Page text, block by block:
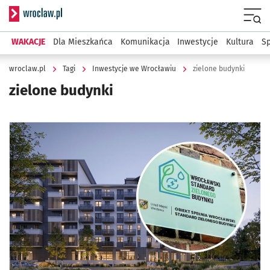
Serwis informacyjny wroclaw.pl
WAKACJE Dla Mieszkańca Komunikacja Inwestycje Kultura
wroclaw.pl Tagi Inwestycje we Wrocławiu zielone budynki
zielone budynki